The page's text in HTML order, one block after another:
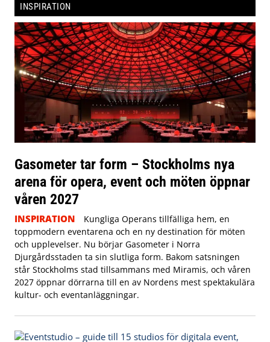
INSPIRATION
Gasometer tar form – Stockholms nya
arena för opera, event och möten öppnar
våren 2027
INSPIRATION
Kungliga Operans tillfälliga hem, en
toppmodern eventarena och en ny destination för möten
och upplevelser. Nu börjar Gasometer i Norra
Djurgårdsstaden ta sin slutliga form. Bakom satsningen
står Stockholms stad tillsammans med Miramis, och våren
2027 öppnar dörrarna till en av Nordens mest spektakulära
kultur- och eventanläggningar.